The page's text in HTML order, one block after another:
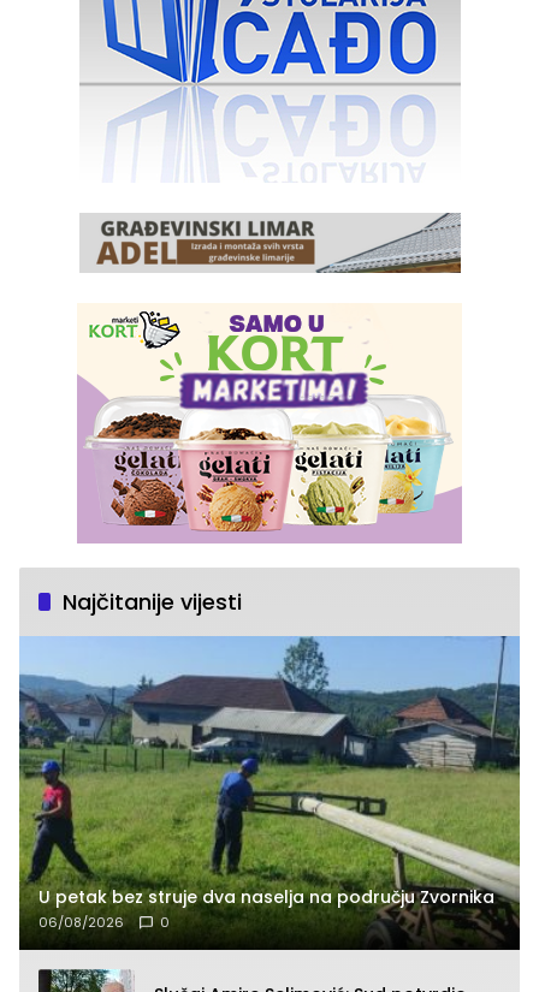
Najčitanije vijesti
U petak bez struje dva naselja na području Zvornika
06/08/2026 0